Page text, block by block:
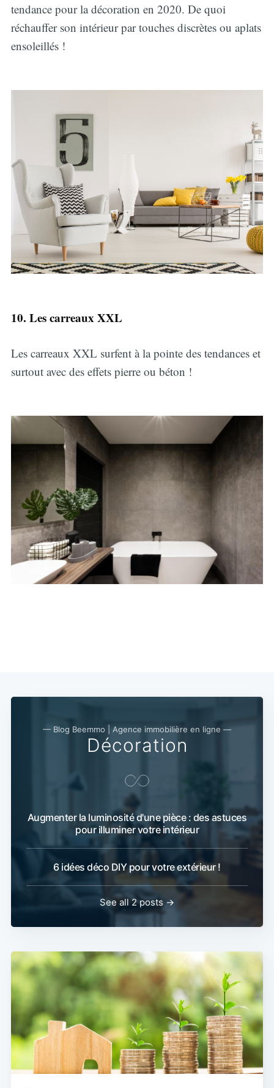
tendance pour la décoration en 2020. De quoi
réchauffer son intérieur par touches discrètes ou aplats
ensoleillés !
10. Les carreaux XXL
Les carreaux XXL surfent à la pointe des tendances et
surtout avec des effets pierre ou béton !
— Blog Beemmo | Agence immobilière en ligne —
Décoration
Augmenter la luminosité d'une pièce : des astuces
pour illuminer votre intérieur
6 idées déco DIY pour votre extérieur !
See all 2 posts →